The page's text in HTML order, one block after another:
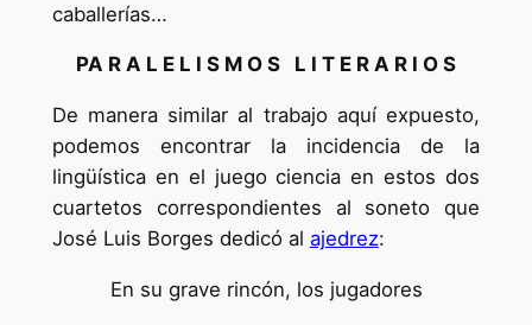
caballerías…
PA R A L E L I S M O S L I T E R A R I O S
De manera similar al trabajo aquí expuesto,
podemos encontrar la incidencia de la
lingüística en el juego ciencia en estos dos
cuartetos correspondientes al soneto que
José Luis Borges dedicó al ajedrez:
En su grave rincón, los jugadores